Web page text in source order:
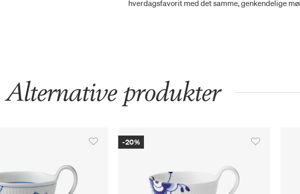
hverdagsfavorit med det samme, genkendelige
Alternative produkter
-20%